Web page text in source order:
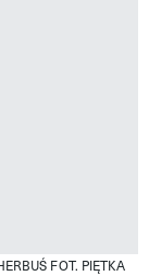
FOT. PIĘTKA